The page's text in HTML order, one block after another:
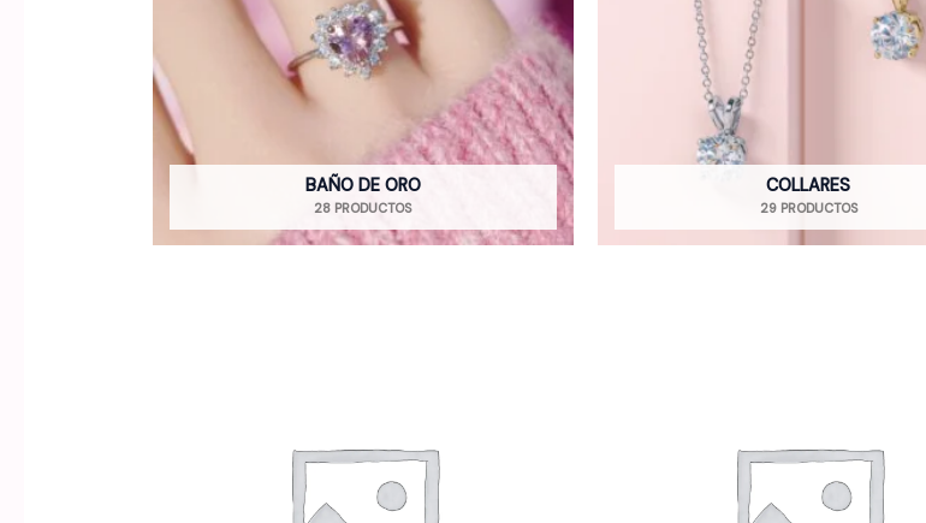
BAÑO DE ORO
28 PRODUCTOS
COLLARES
29 PRODUCTOS